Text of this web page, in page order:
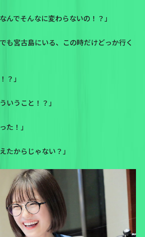
んでそんなに変わらないの！？」
も宮古島にいる、この時だけどっか行く
？」
いうこと！？」
た！」
たからじゃない？」